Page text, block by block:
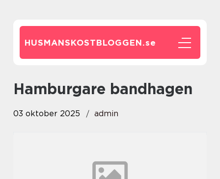
HUSMANSKOSTBLOGGEN.se
hamburgare bandhagen
03 oktober 2025 admin